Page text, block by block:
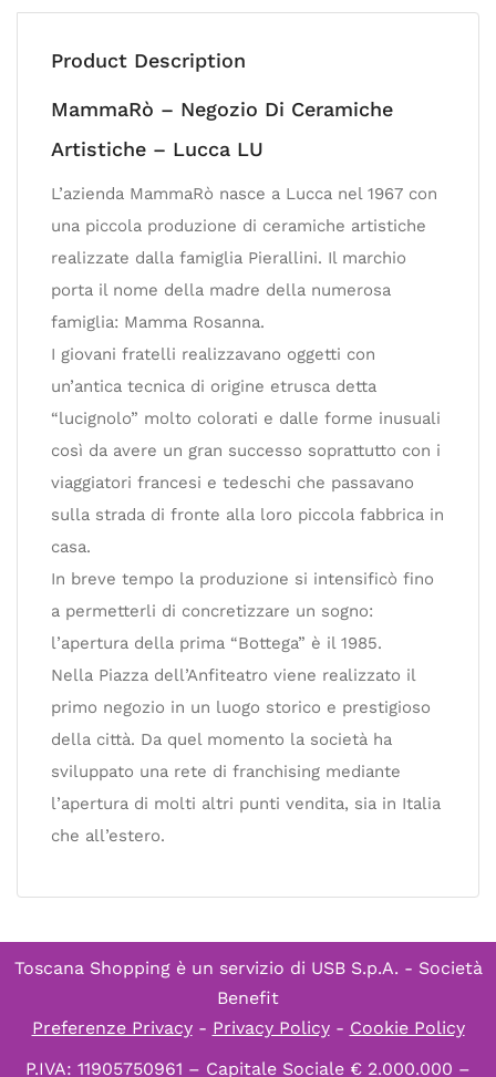
Product Description
MammaRò – Negozio Di Ceramiche
Artistiche – Lucca LU
L’azienda MammaRò nasce a Lucca nel 1967 con
una piccola produzione di ceramiche artistiche
realizzate dalla famiglia Pierallini. Il marchio
porta il nome della madre della numerosa
famiglia: Mamma Rosanna.
I giovani fratelli realizzavano oggetti con
un’antica tecnica di origine etrusca detta
“lucignolo” molto colorati e dalle forme inusuali
così da avere un gran successo soprattutto con i
viaggiatori francesi e tedeschi che passavano
sulla strada di fronte alla loro piccola fabbrica in
casa.
In breve tempo la produzione si intensificò fino
a permetterli di concretizzare un sogno:
l’apertura della prima “Bottega” è il 1985.
Nella Piazza dell’Anfiteatro viene realizzato il
primo negozio in un luogo storico e prestigioso
della città. Da quel momento la società ha
sviluppato una rete di franchising mediante
l’apertura di molti altri punti vendita, sia in Italia
che all’estero.
Toscana Shopping è un servizio di USB S.p.A. - Società
Benefit
Preferenze Privacy- Privacy Policy- Cookie Policy
P.IVA: 11905750961 – Capitale Sociale € 2.000.000 –